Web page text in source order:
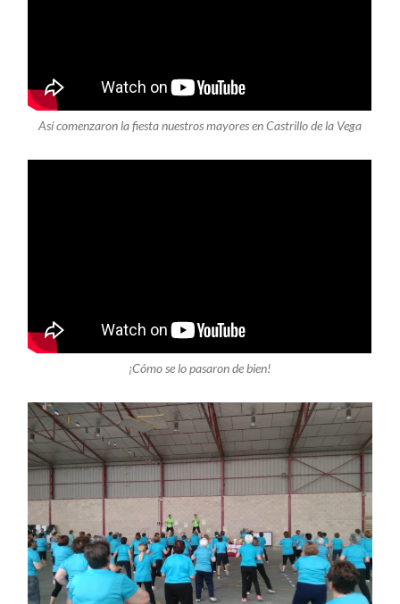
Así comenzaron la fiesta nuestros mayores en Castrillo de la Vega
¡Cómo se lo pasaron de bien!